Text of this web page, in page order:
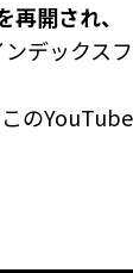
開され、
デックス
のYouTube